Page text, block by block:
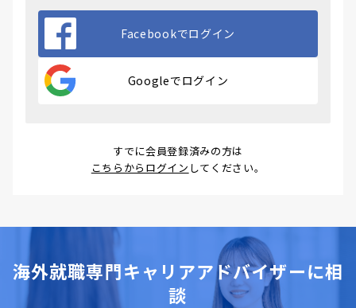
Facebookでログイン
Googleでログイン
すでに会員登録済みの方は
こちらからログイン してください。
海外就職専門キャリアアドバイザーに相
談